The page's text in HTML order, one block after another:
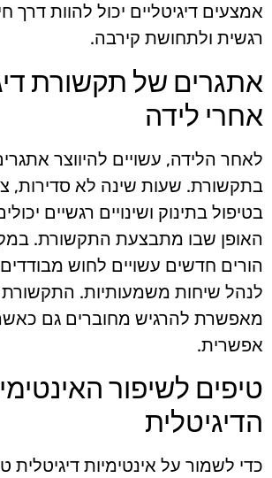
אמצעים דיגיטליים יכול להוות דרך
רגשית ולתחושת קירבה.
אתגרים של תקשורת
אחרי לידה
לאחר הלידה, עשויים להיווצר
בתקשורת. שעות שינה לא סדירות,
בטיפול בתינוק ושינויים רגשיים
האופן שבו מתבצעת התקשורת.
הורים חדשים עשויים לחוש מבודדים
לנהל שיחות משמעותיות. התקשורת
מאפשרת להרגיש מחוברים גם כאשר
אפשרית.
טיפים לשיפור
הדיגיטלית
כדי לשמור על אינטימיות דיגיטלית